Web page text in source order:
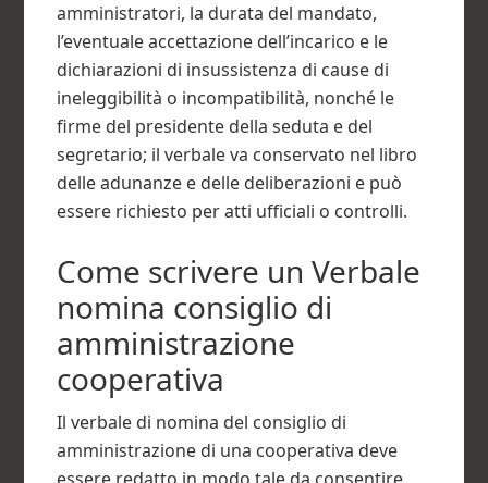
amministratori, la durata del mandato,
l’eventuale accettazione dell’incarico e le
dichiarazioni di insussistenza di cause di
ineleggibilità o incompatibilità, nonché le
firme del presidente della seduta e del
segretario; il verbale va conservato nel libro
delle adunanze e delle deliberazioni e può
essere richiesto per atti ufficiali o controlli.
Come scrivere un Verbale
nomina consiglio di
amministrazione
cooperativa​
Il verbale di nomina del consiglio di
amministrazione di una cooperativa deve